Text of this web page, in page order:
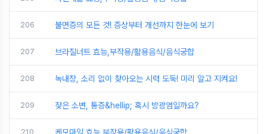
206 불면증의 모든 것! 증상부터 개선까지 한눈에 보기
207 브라질너트 효능,부작용/활용음식/음식궁합
208 녹내장, 소리 없이 찾아오는 시력 도둑! 미리 알고 지켜요!
209 잦은 소변, 통증&hellip; 혹시 방광염일까요?
210